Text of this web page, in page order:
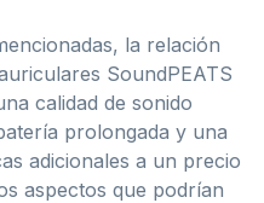
la relación
SoundPEATS
calidad de sonido
prolongada y una
adicionales a un precio
aspectos que podrían